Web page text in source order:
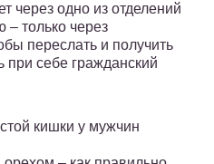
через одно из отделений
только через
переслать и получить
при себе гражданский
кишки у мужчин